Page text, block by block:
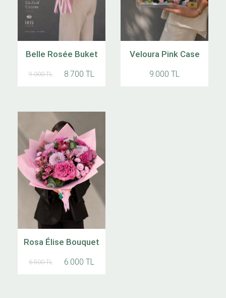
Belle Rosée Buket
9.000 TL 8.700 TL
Veloura Pink Case
9.000 TL
Rosa Élise Bouquet
6.500 TL 6.000 TL